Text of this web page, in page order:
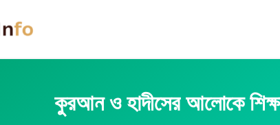
কুরআন ও হাদীসের আলোকে